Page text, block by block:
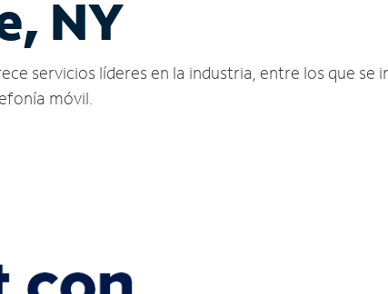
NY
servicios líderes en la industria, entre los que
móvil.